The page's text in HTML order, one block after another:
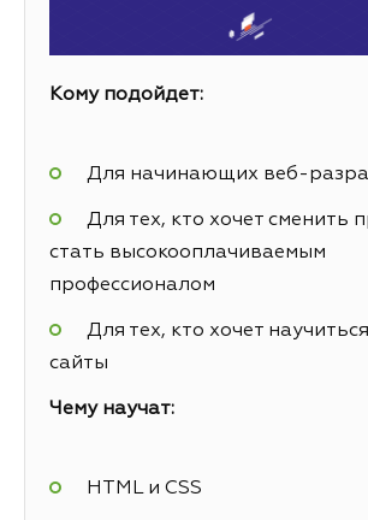
Кому подойдет:
Для начинающих веб-
Для тех, кто хочет сменить
стать высокооплачиваемым
профессионалом
Для тех, кто хочет
сайты
Чему научат:
HTML и CSS